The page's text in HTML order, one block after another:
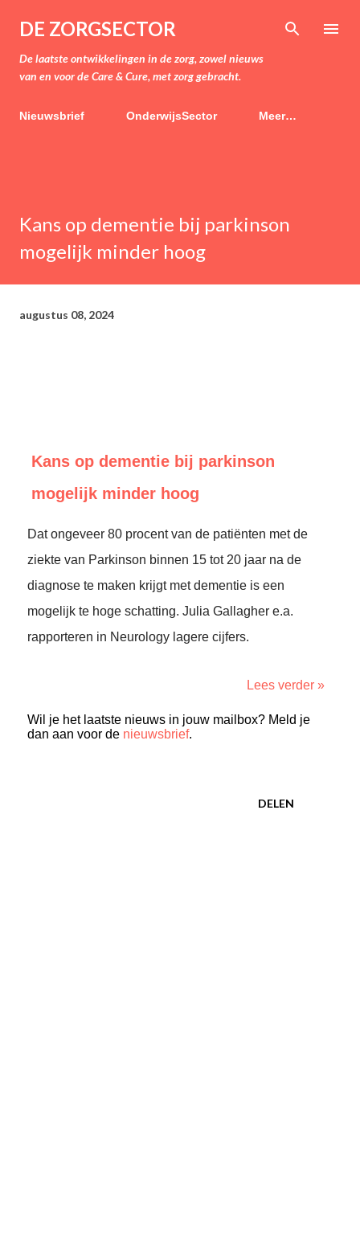
Doorgaan naar hoofdcontent
DE ZORGSECTOR
De laatste ontwikkelingen in de zorg, zowel nieuws
van en voor de Care & Cure, met zorg gebracht.
Nieuwsbrief OnderwijsSector Meer…
Kans op dementie bij parkinson
mogelijk minder hoog
augustus 08, 2024
Kans op dementie bij parkinson
mogelijk minder hoog
Dat ongeveer 80 procent van de patiënten met de
ziekte van Parkinson binnen 15 tot 20 jaar na de
diagnose te maken krijgt met dementie is een
mogelijk te hoge schatting. Julia Gallagher e.a.
rapporteren in Neurology lagere cijfers.
Lees verder »
Wil je het laatste nieuws in jouw mailbox? Meld je
dan aan voor de nieuwsbrief.
DELEN